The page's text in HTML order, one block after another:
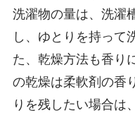
洗濯物の量は、洗濯
し、ゆとりを持って
た、乾燥方法も香り
の乾燥は柔軟剤の香
りを残したい場合は、